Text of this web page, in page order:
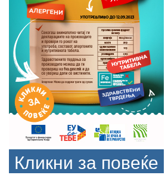
Кликни за повеќе